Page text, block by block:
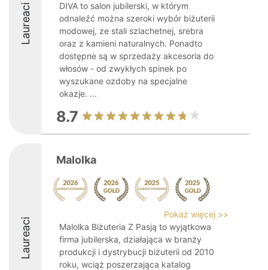
Laureaci
DIVA to salon jubilerski, w którym
odnaleźć można szeroki wybór biżuterii
modowej, ze stali szlachetnej, srebra
oraz z kamieni naturalnych. Ponadto
dostępne są w sprzedaży akcesoria do
włosów - od zwykłych spinek po
wyszukane ozdoby na specjalne
okazje. ...
8.7
Laureaci
Malolka
Pokaż więcej >>
Malolka Biżuteria Z Pasją to wyjątkowa
firma jubilerska, działająca w branży
produkcji i dystrybucji biżuterii od 2010
roku, wciąż poszerzająca katalog